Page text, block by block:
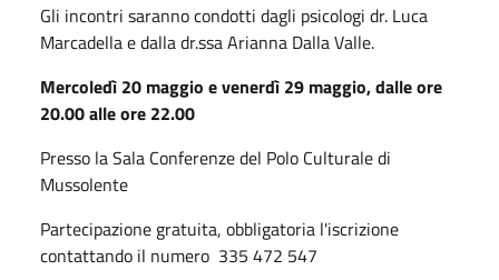
Gli incontri saranno condotti dagli psicologi dr. Luca
Marcadella e dalla dr.ssa Arianna Dalla Valle.
Mercoledì 20 maggio e venerdì 29 maggio, dalle ore
20.00 alle ore 22.00
Presso la Sala Conferenze del Polo Culturale di
Mussolente
Partecipazione gratuita, obbligatoria l'iscrizione
contattando il numero 335 472 547